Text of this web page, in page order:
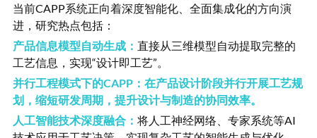
当前CAPP系统正向着深度智能化、全面集成化的方向演
进，研究热点包括：
产品信息模型自动生成： 直接从三维模型自动提取完整的
工艺信息，实现“设计即工艺”。
并行工程模式下的CAPP： 在产品设计阶段并行开展工艺规
划，缩短研发周期，提升设计与制造的协同效率。
人工智能技术深度融合： 将人工神经网络、专家系统等AI